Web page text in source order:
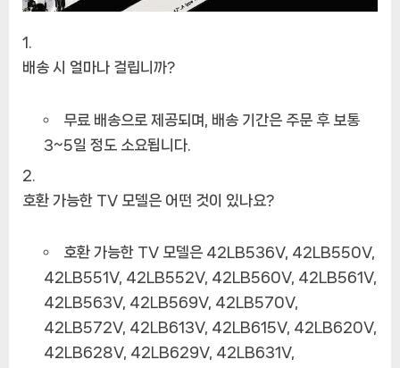
배송 시 얼마나 걸립니까?
무료 배송으로 제공되며, 배송 기간은 주문 후 보통
3~5일 정도 소요됩니다.
호환 가능한 TV 모델은 어떤 것이 있나요?
호환 가능한 TV 모델은 42LB536V, 42LB550V,
42LB551V, 42LB552V, 42LB560V, 42LB561V,
42LB563V, 42LB569V, 42LB570V,
42LB572V, 42LB613V, 42LB615V, 42LB620V,
42LB628V, 42LB629V, 42LB631V,